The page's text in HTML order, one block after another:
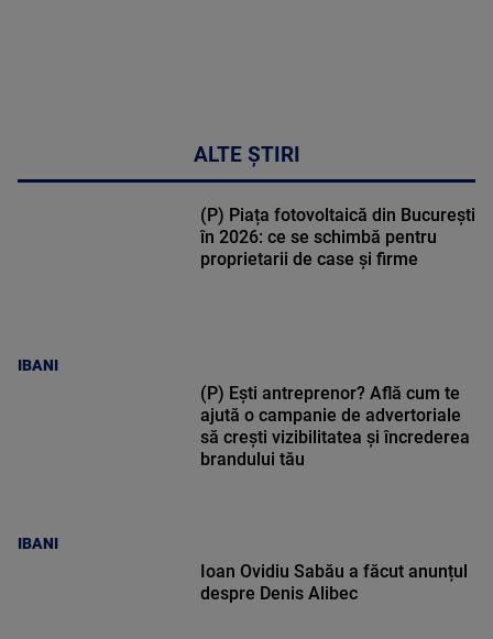
ALTE ȘTIRI
IBANI
(P) Piața fotovoltaică din București
în 2026: ce se schimbă pentru
proprietarii de case și firme
IBANI
(P) Ești antreprenor? Află cum te
ajută o campanie de advertoriale
să crești vizibilitatea și încrederea
brandului tău
Ioan Ovidiu Sabău a făcut anunțul
despre Denis Alibec